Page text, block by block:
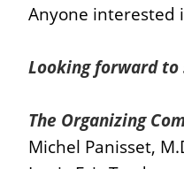
Anyone interested
Looking forward to
The Organizing
Michel Panisset,